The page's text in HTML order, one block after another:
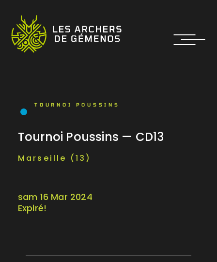
TOURNOI POUSSINS
sam 16 Mar 2024
Expiré!
Tournoi Poussins — CD13
Marseille (13)